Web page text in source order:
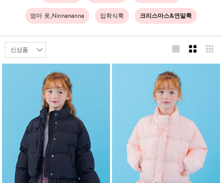
엄마 옷,Ninnananna 입학식룩 크리스마스&연말룩